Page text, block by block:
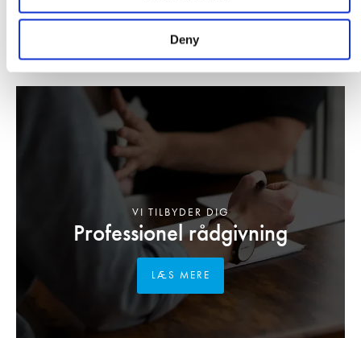
Deny
Professionel rådgivning
VI TILBYDER DIG
LÆS MERE